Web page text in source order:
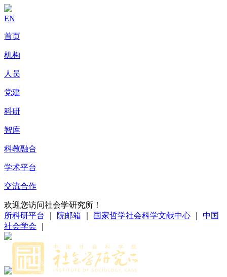
EN
首页
机构
人员
党建
科研
智库
科教融合
学术平台
交流合作
欢迎您访问社会学研究所！
所科研平台
院邮箱 国家哲学社会科学文献中心
中国
社会学会